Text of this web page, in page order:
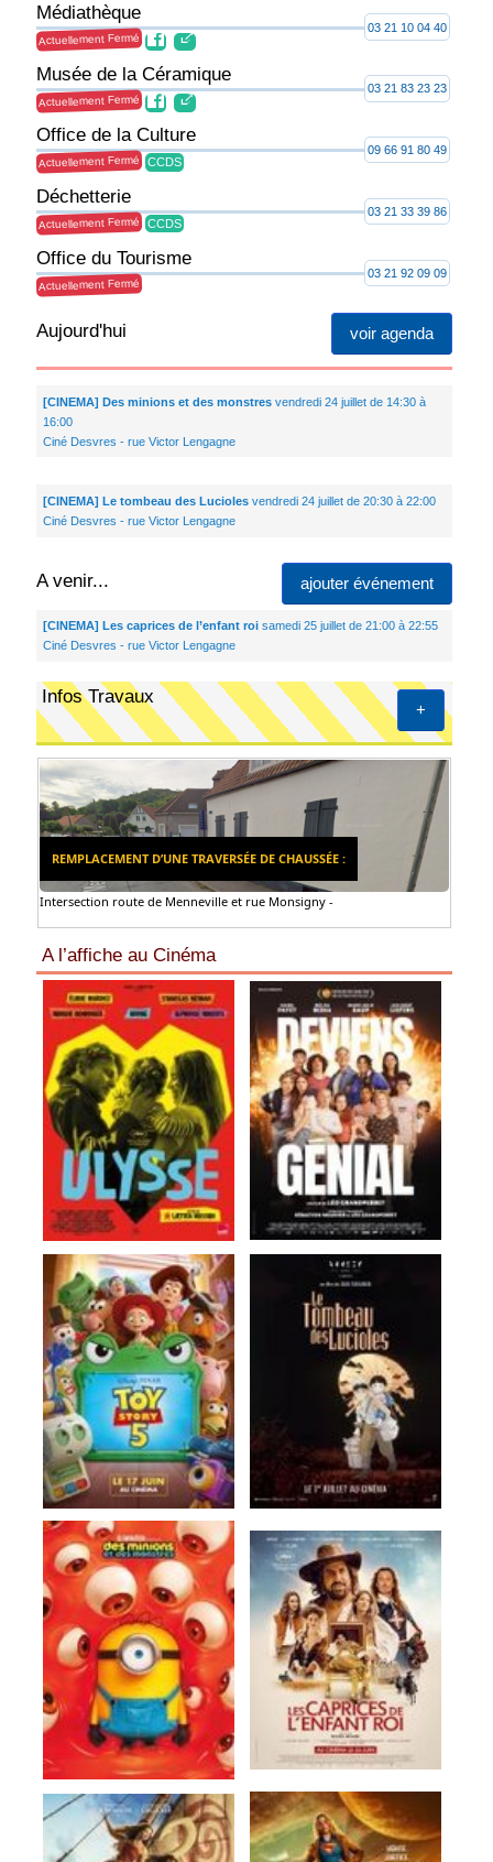
Médiathèque
Actuellement Fermé
03 21 10 04 40
Musée de la Céramique
Actuellement Fermé
03 21 83 23 23
Office de la Culture
Actuellement Fermé
09 66 91 80 49
Déchetterie
Actuellement Fermé
CCDS
03 21 33 39 86
Office du Tourisme
Actuellement Fermé
CCDS
03 21 92 09 09
voir agenda
Aujourd'hui
[CINEMA] Des minions et des monstresvendredi 24 juillet de 14:30 à
16:00
Ciné Desvres - rue Victor Lengagne
[CINEMA] Le tombeau des Luciolesvendredi 24 juillet de 20:30 à 22:00
Ciné Desvres - rue Victor Lengagne
A venir... ajouter événement
[CINEMA] Les caprices de l’enfant roisamedi 25 juillet de 21:00 à 22:55
Ciné Desvres - rue Victor Lengagne
+
Infos Travaux
REMPLACEMENT D’UNE TRAVERSÉE DE CHAUSSÉE :
Intersection route de Menneville et rue Monsigny -
A l’affiche au Cinéma